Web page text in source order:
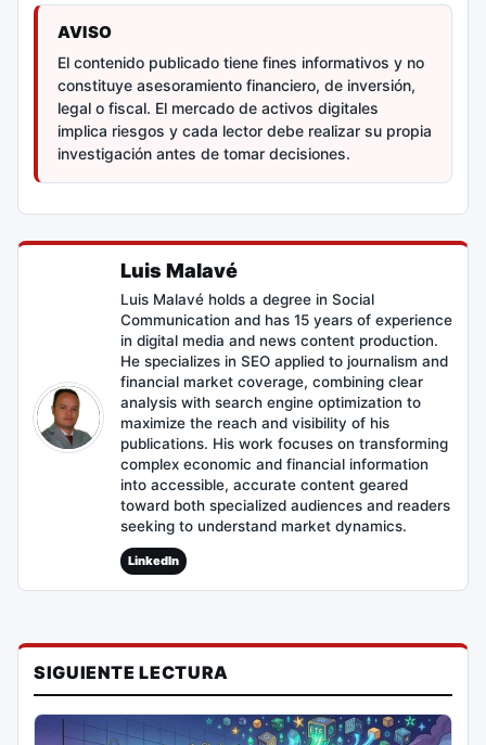
AVISO
El contenido publicado tiene fines informativos y no
constituye asesoramiento financiero, de inversión,
legal o fiscal. El mercado de activos digitales
implica riesgos y cada lector debe realizar su propia
investigación antes de tomar decisiones.
Luis Malavé
Luis Malavé holds a degree in Social
Communication and has 15 years of experience
in digital media and news content production.
He specializes in SEO applied to journalism and
financial market coverage, combining clear
analysis with search engine optimization to
maximize the reach and visibility of his
publications. His work focuses on transforming
complex economic and financial information
into accessible, accurate content geared
toward both specialized audiences and readers
seeking to understand market dynamics.
LinkedIn
SIGUIENTE LECTURA